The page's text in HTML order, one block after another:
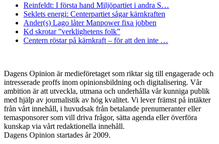
Reinfeldt: I första hand Miljöpartiet i andra S…
Seklets energi: Centerpartiet sågar kärnkraften
Ander(s) Lago låter Manpower fixa jobben
Kd skrotar ”verklighetens folk”
Centern röstar på kärnkraft – för att den inte …
Dagens Opinion är medieföretaget som riktar sig till engagerade och
intresserade proffs inom opinionsbildning och digitalisering. Vår
ambition är att utveckla, utmana och underhålla vår kunniga publik
med hjälp av journalistik av hög kvalitet. Vi lever främst på intäkter
från vårt innehåll, i huvudsak från betalande prenumeranter eller
temasponsorer som vill driva frågor, sätta agenda eller överföra
kunskap via vårt redaktionella innehåll.
Dagens Opinion startades år 2009.